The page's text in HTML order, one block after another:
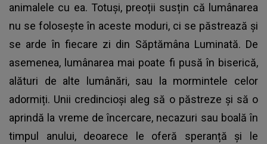
animalele cu ea. Totuși, preoții susțin că lumânarea
nu se folosește în aceste moduri, ci se păstrează și
se arde în fiecare zi din Săptămâna Luminată. De
asemenea, lumânarea mai poate fi pusă în biserică,
alături de alte lumânări, sau la mormintele celor
adormiți. Unii credincioși aleg să o păstreze și să o
aprindă la vreme de încercare, necazuri sau boală în
timpul anului, deoarece le oferă speranță și le